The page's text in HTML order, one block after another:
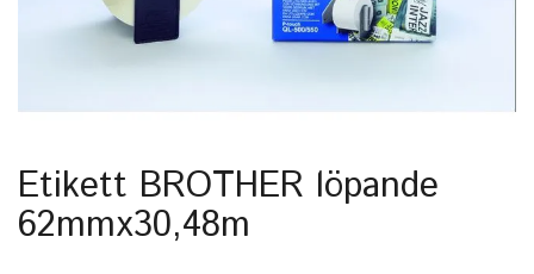
Etikett BROTHER löpande
62mmx30,48m